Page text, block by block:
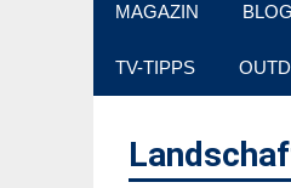
MAGAZIN BLOG
TV-TIPPS